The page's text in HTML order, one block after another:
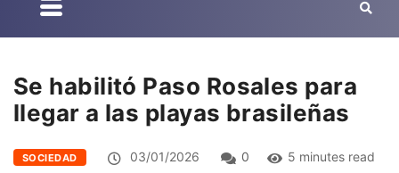
Se habilitó Paso Rosales para
llegar a las playas brasileñas
SOCIEDAD 03/01/2026 0 5 minutes read